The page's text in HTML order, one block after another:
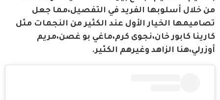
من خلال أسلوبها الفريد في التفصيل،مما جعل
تصاميمها الخيار الأول عند الكثير من النجمات مثل
كارينا كابور خان،نجوى كرم،ماغي بو غصن،مريم
أوزرلي،هنا الزاهد وغيرهم الكثير.